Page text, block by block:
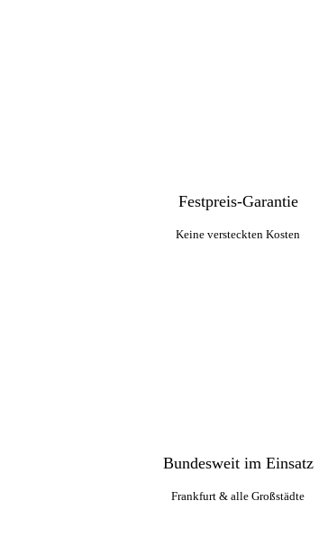
Festpreis-Garantie
Keine versteckten Kosten
Bundesweit im Einsatz
Frankfurt & alle Großstädte